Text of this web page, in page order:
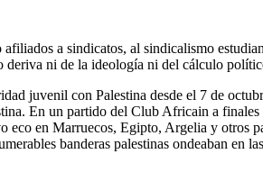
afiliados a sindicatos, al sindicalismo
deriva ni de la ideología ni del cálculo
juvenil con Palestina desde el 7 de
En un partido del Club Africain a
eco en Marruecos, Egipto, Argelia y otros
banderas palestinas ondeaban